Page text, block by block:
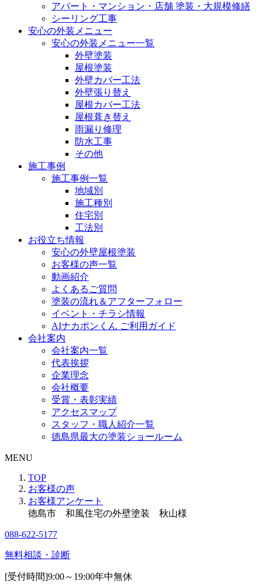
アパート・マンション・店舗 塗装・大規模修繕
シーリング工事
安心の外装メニュー
安心の外装メニュー一覧
外壁塗装
屋根塗装
外壁カバー工法
外壁張り替え
屋根カバー工法
屋根葺き替え
雨漏り修理
防水工事
その他
施工事例
施工事例一覧
地域別
施工種別
住宅別
工法別
お役立ち情報
安心の外壁屋根塗装
お客様の声一覧
動画紹介
よくあるご質問
塗装の流れ＆アフターフォロー
イベント・チラシ情報
AIナカポンくん ご利用ガイド
会社案内
会社案内一覧
代表挨拶
企業理念
会社概要
受賞・表彰実績
アクセスマップ
スタッフ・職人紹介一覧
徳島県最大の塗装ショールーム
MENU
TOP
お客様の声
お客様アンケート
徳島市 和風住宅の外壁塗装 秋山様
088-622-5177
無料相談・診断
[受付時間]9:00～19:00年中無休